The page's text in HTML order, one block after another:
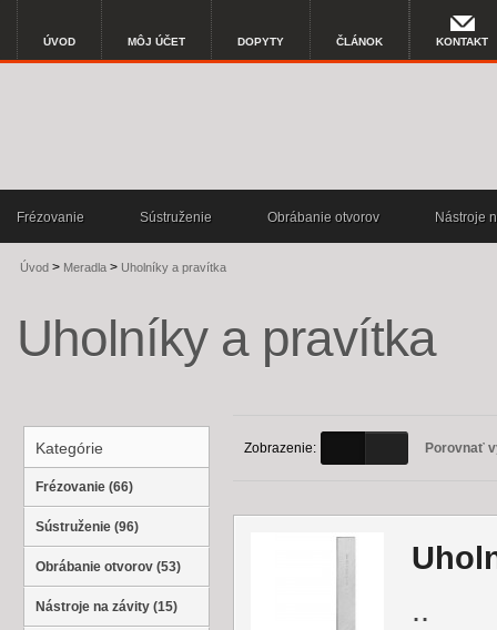
ÚVOD MÔJ ÚČET DOPYTY ČLÁNOK KONTAKT
Frézovanie Sústruženie Obrábanie otvorov Nástroje
Úvod > Meradla > Uholníky a pravítka
Uholníky a pravítka
Kategórie
Frézovanie (66)
Sústruženie (96)
Obrábanie otvorov (53)
Nástroje na závity (15)
Zobrazenie: Porovnať
..